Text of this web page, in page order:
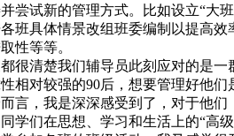
尝试新的管理方式。比如设立“大
班具体情景改组班委编制以提高效
性等等。
很清楚我们辅导员此刻应对的是一
相对较强的90后，想要管理好他们
言，我是深深感受到了，对于他们
学们在思想、学习和生活上的“高